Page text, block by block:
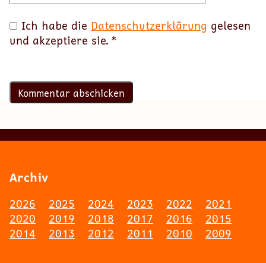
Ich habe die Datenschutzerklärung gelesen
und akzeptiere sie. *
Archiv
2026 2025 2024 2023 2022
2021
2020
2019 2018 2017 2016
2015
2014
2013 2012 2011 2010 2009